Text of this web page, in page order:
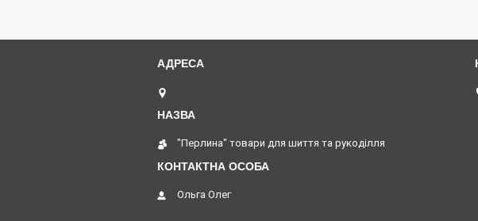
"Перлина" товари для шиття та рукоділля
Ольга Олег